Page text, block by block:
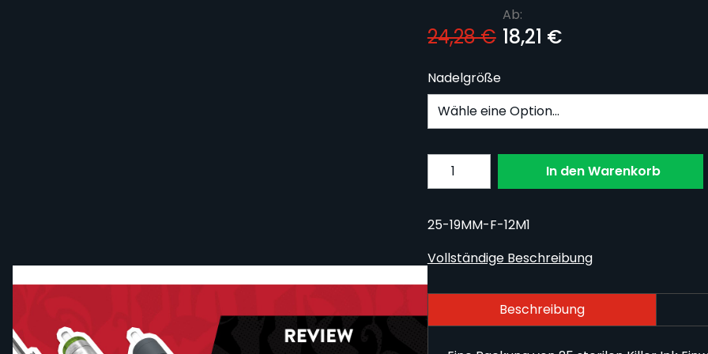
24,28 €
Ab:
18,21 €
Nadelgröße
Subscribe to back in stock notification
Menge In den Warenkorb
25-19MM-F-12M1
Vollständige Beschreibung
Beschreibung